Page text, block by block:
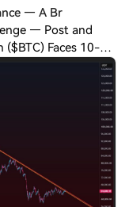
— A Br
— Post and
Faces 10-
Everything